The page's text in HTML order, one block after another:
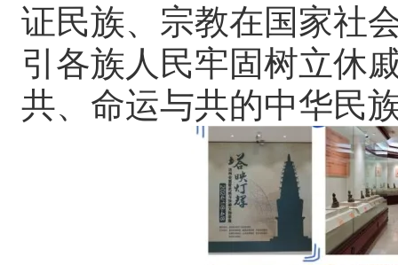
证民族、宗教在国家社
引各族人民牢固树立休
共、命运与共的中华民